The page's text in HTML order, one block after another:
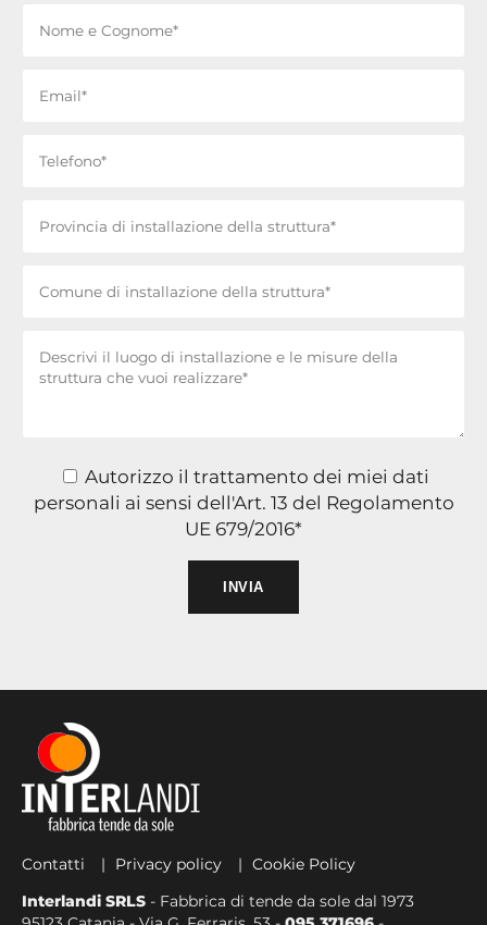
Autorizzo il trattamento dei miei dati
personali ai sensi dell'Art. 13 del Regolamento
UE 679/2016*
Contatti Privacy policy
Cookie Policy
Interlandi SRLS - Fabbrica di tende da sole dal 1973